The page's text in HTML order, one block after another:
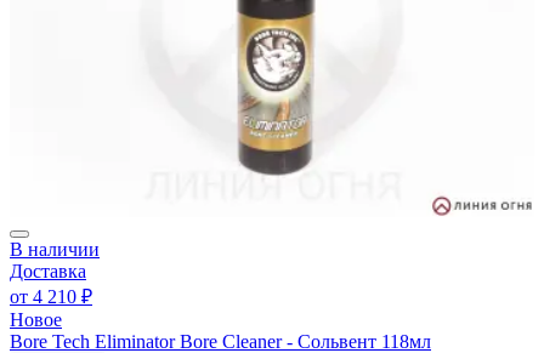
В наличии
Доставка
от 4 210 ₽
Новое
Bore Tech Eliminator Bore Cleaner - Сольвент 118мл